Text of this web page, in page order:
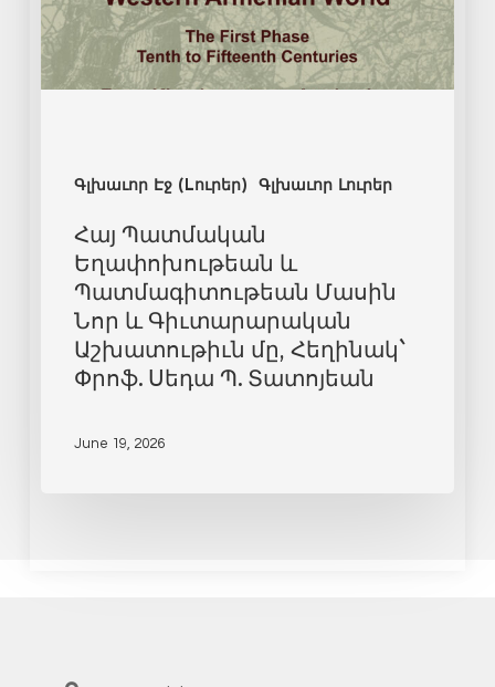
Գլխաւոր Էջ (Lուրեր) Գլխաւոր Լուրեր
Հայ Պատմական
Եղափոխութեան և
Պատմագիտութեան Մասին
Նոր և Գիւտարարական
Աշխատութիւն մը, Հեղինակ`
Փրոֆ. Սեդա Պ. Տատոյեան
June 19, 2026